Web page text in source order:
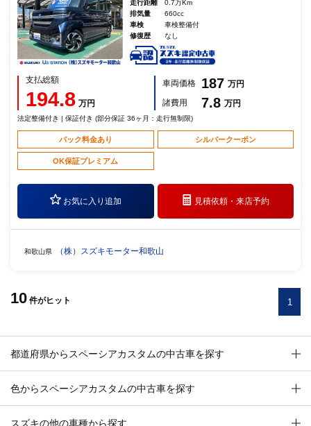
走行距離
0.7万Km
排気量
660cc
車検
車検整備付
修復歴
なし
支払総額
194.8 万円
車両価格 187 万円
諸費用
7.8 万円
法定整備付き | 保証付き (部分保証 36ヶ月：走行無制限)
パック料金あり シルバークーポン
OK保証プレミアム
お気に入り追加 見積依頼・来店予約
和歌山県 （株）スズキモーター和歌山
10 件がヒット 1
都道府県からスペーシアカスタムの中古車を探す
色からスペーシアカスタムの中古車を探す
スズキの他の車種から探す